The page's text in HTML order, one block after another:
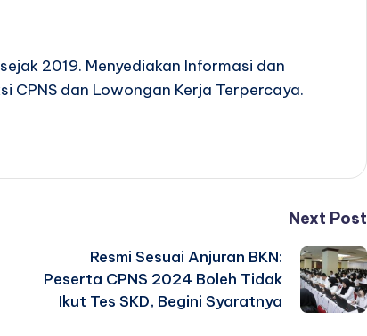
2019. Menyediakan Informasi dan
CPNS dan Lowongan Kerja Terpercaya.
Next Post
Resmi Sesuai Anjuran BKN:
Peserta CPNS 2024 Boleh Tidak
Ikut Tes SKD, Begini Syaratnya